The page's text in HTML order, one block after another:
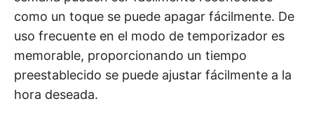
como un toque se puede apagar fácilmente. De
uso frecuente en el modo de temporizador es
memorable, proporcionando un tiempo
preestablecido se puede ajustar fácilmente a la
hora deseada.